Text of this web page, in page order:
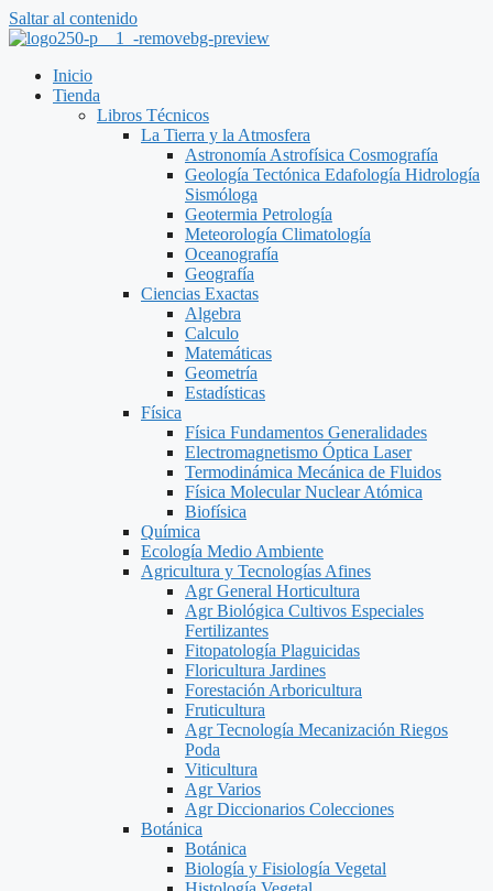
Saltar al contenido
Inicio
Tienda
Libros Técnicos
La Tierra y la Atmosfera
Astronomía Astrofísica Cosmografía
Geología Tectónica Edafología Hidrología
Sismóloga
Geotermia Petrología
Meteorología Climatología
Oceanografía
Geografía
Ciencias Exactas
Algebra
Calculo
Matemáticas
Geometría
Estadísticas
Física
Física Fundamentos Generalidades
Electromagnetismo Óptica Laser
Termodinámica Mecánica de Fluidos
Física Molecular Nuclear Atómica
Biofísica
Química
Ecología Medio Ambiente
Agricultura y Tecnologías Afines
Agr General Horticultura
Agr Biológica Cultivos Especiales
Fertilizantes
Fitopatología Plaguicidas
Floricultura Jardines
Forestación Arboricultura
Fruticultura
Agr Tecnología Mecanización Riegos
Poda
Viticultura
Agr Varios
Agr Diccionarios Colecciones
Botánica
Botánica
Biología y Fisiología Vegetal